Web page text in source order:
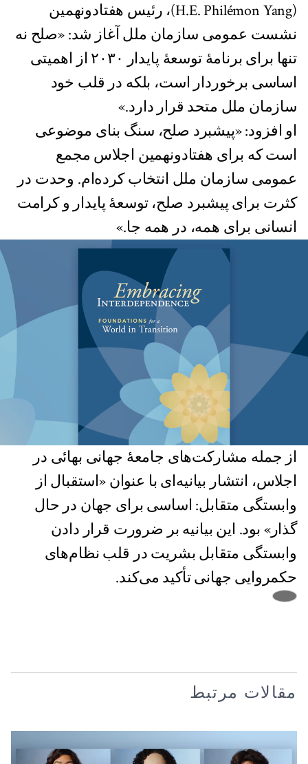
(H.E. Philémon Yang)، رئیس هفتادونهمین
نشست عمومی سازمان ملل آغاز شد: «صلح نه
تنها برای برنامهٔ توسعهٔ پایدار ۲۰۳۰ از اهمیتی
اساسی برخوردار است، بلکه در قلب خود
سازمان ملل متحد قرار دارد.»
او افزود: «پیشبرد صلح، سنگ بنای موضوعی
است که برای هفتادونهمین اجلاس مجمع
عمومی سازمان ملل انتخاب کرده‌ام. وحدت در
کثرت برای پیشبرد صلح، توسعهٔ پایدار و کرامت
انسانی برای همه، در همه جا.»
از جمله مشارکت‌های جامعهٔ جهانی بهائی در
اجلاس، انتشار بیانیه‌ای با عنوان «استقبال از
وابستگی متقابل: اساسی برای جهان در حال
گذار» بود. این بیانیه بر ضرورت قرار دادن
وابستگی متقابل بشریت در قلب نظام‌های
حکمروایی جهانی تأکید می‌کند.
مقالات مرتبط